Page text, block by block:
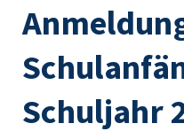
Schuljahr